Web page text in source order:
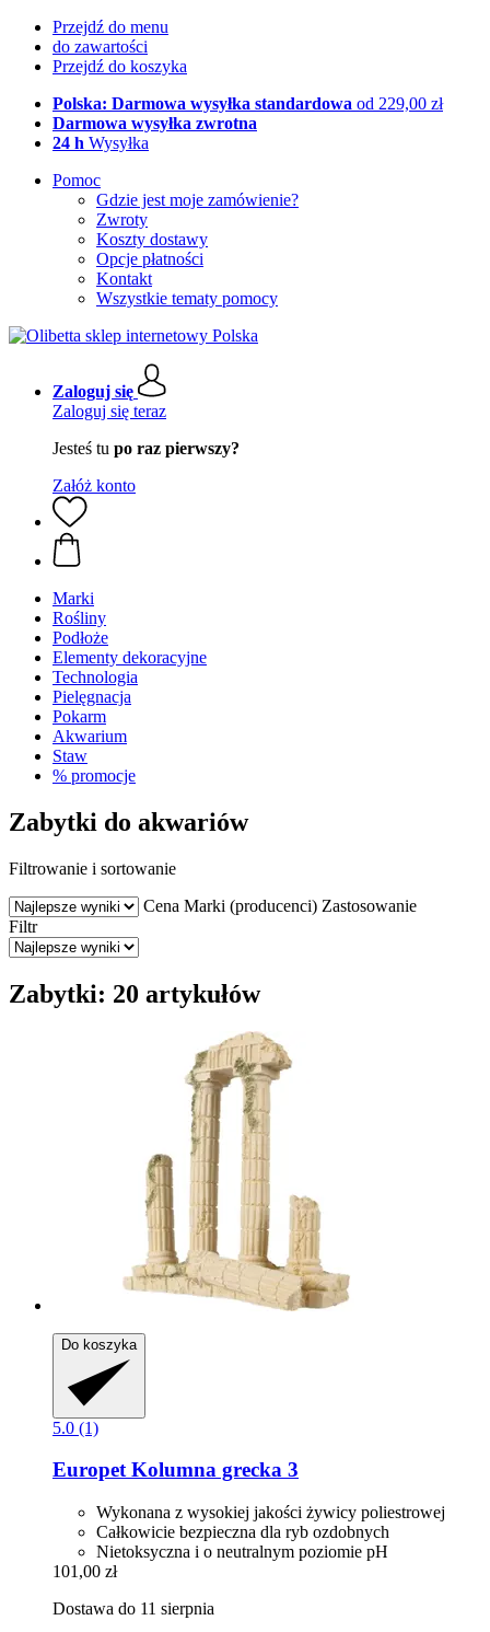
Przejdź do menu
do zawartości
Przejdź do koszyka
Polska: Darmowa wysyłka standardowa od 229,00 zł
Darmowa wysyłka zwrotna
24 h Wysyłka
Pomoc
Gdzie jest moje zamówienie?
Zwroty
Koszty dostawy
Opcje płatności
Kontakt
Wszystkie tematy pomocy
Zaloguj się
Zaloguj się teraz
Jesteś tu po raz pierwszy?
Załóż konto
Marki
Rośliny
Podłoże
Elementy dekoracyjne
Technologia
Pielęgnacja
Pokarm
Akwarium
Staw
% promocje
Zabytki do akwariów
Filtrowanie i sortowanie
Cena Marki (producenci) Zastosowanie
Filtr
Zabytki: 20 artykułów
Do koszyka
5.0 (1)
EuropetKolumna grecka 3
Wykonana z wysokiej jakości żywicy poliestrowej
Całkowicie bezpieczna dla ryb ozdobnych
Nietoksyczna i o neutralnym poziomie pH
101,00 zł
Dostawa do 11 sierpnia